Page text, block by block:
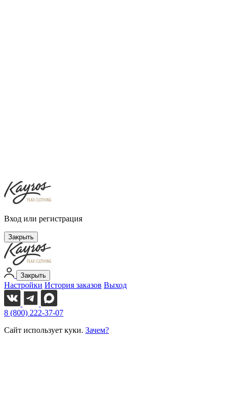
Вход или регистрация
Закрыть
Закрыть
Настройки История заказов Выход
8 (800) 222-37-07
Сайт использует куки. Зачем?